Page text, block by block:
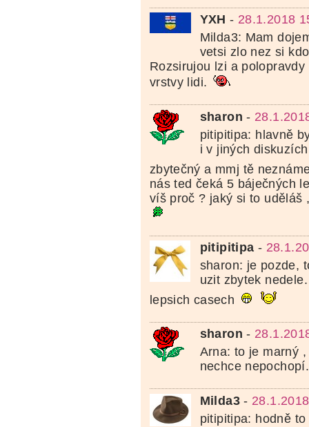
YXH - 28.1.2018
Milda3: Mam
vetsi zlo nez si
Rozsirujou lzi a
vrstvy lidi.
sharon -
pitipitipa: hlavně
i v jiných
zbytečný a mmj tě
nás ted čeká 5 báječných
víš proč ? jaký si to uděláš
pitipitipa -
sharon: je pozde,
uzit zbytek
lepsich casech
sharon -
Arna: to je marný
nechce
Milda3-
pitipitipa: hodně